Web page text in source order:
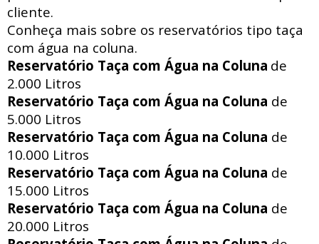
cliente.
Conheça mais sobre os reservatórios tipo taça
com água na coluna.
Reservatório Taça com Água na Coluna de
2.000 Litros
Reservatório Taça com Água na Coluna de
5.000 Litros
Reservatório Taça com Água na Coluna de
10.000 Litros
Reservatório Taça com Água na Coluna de
15.000 Litros
Reservatório Taça com Água na Coluna de
20.000 Litros